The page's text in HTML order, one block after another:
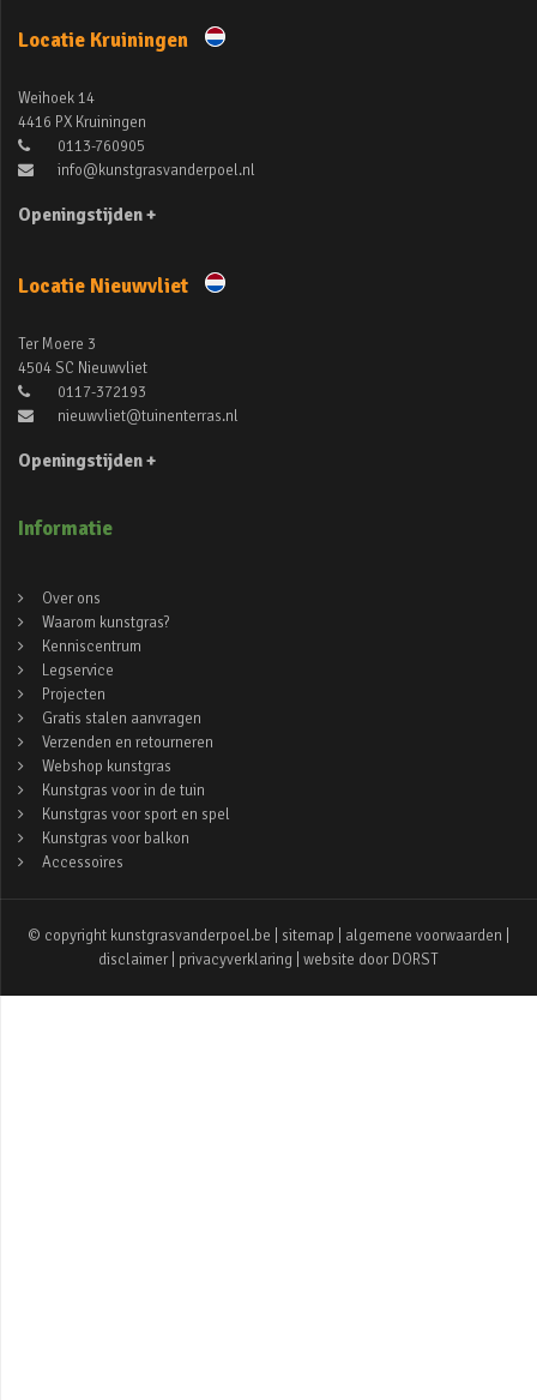
Locatie Kruiningen
Weihoek 14
4416 PX Kruiningen
0113-760905
info@kunstgrasvanderpoel.nl
Openingstijden +
Locatie Nieuwvliet
Ter Moere 3
4504 SC Nieuwvliet
0117-372193
nieuwvliet@tuinenterras.nl
Openingstijden +
Informatie
Over ons
Waarom kunstgras?
Kenniscentrum
Legservice
Projecten
Gratis stalen aanvragen
Verzenden en retourneren
Webshop kunstgras
Kunstgras voor in de tuin
Kunstgras voor sport en spel
Kunstgras voor balkon
Accessoires
© copyright kunstgrasvanderpoel.be | sitemap algemene voorwaarden
disclaimer
privacyverklaring | website door DORST